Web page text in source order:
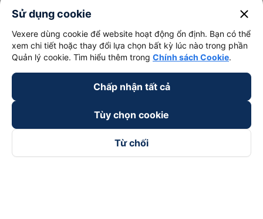
Sử dụng cookie close
Vexere dùng cookie để website hoạt động ổn định. Bạn có thể
xem chi tiết hoặc thay đổi lựa chọn bất kỳ lúc nào trong phần
Quản lý cookie. Tìm hiểu thêm trong Chính sách Cookie.
Chấp nhận tất cả
Tùy chọn cookie
Từ chối